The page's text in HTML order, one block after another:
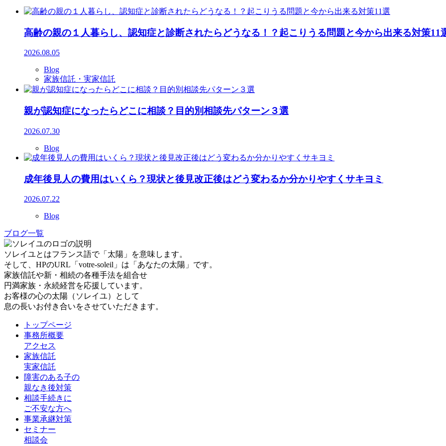
高齢の親の１人暮らし、認知症と診断されたらどうなる！？起こりうる問題と今から出来る対策11
2026.08.05
Blog
家族信託・実家信託
親が認知症になったらどこに相談？目的別相談先パターン３選
2026.07.30
Blog
成年後見人の費用はいくら？現状と後見改正後はどう変わるか分かりやすくサキヨミ
2026.07.22
Blog
ブログ一覧
ソレイユとはフランス語で「太陽」を意味します。
そして、HPのURL「votre-soleil」は「あなたの太陽」です。
家族信託や新・相続の各種手法を組合せ
円満家族・永続経営を応援しています。
お客様の心の太陽（ソレイユ）として
息の長いお付き合いをさせていただきます。
トップページ
事務所概要
アクセス
家族信託
実家信託
障害のある子の
親なき後対策
相談手続きに
ご不安な方へ
事業承継対策
セミナー
相談会